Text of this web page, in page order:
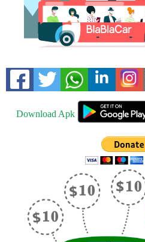
Download Apk